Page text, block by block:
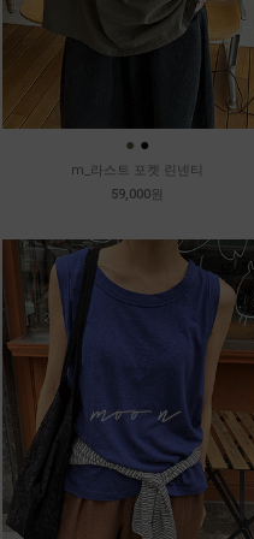
● ●
m_라스트 포켓 린넨티
59,000원